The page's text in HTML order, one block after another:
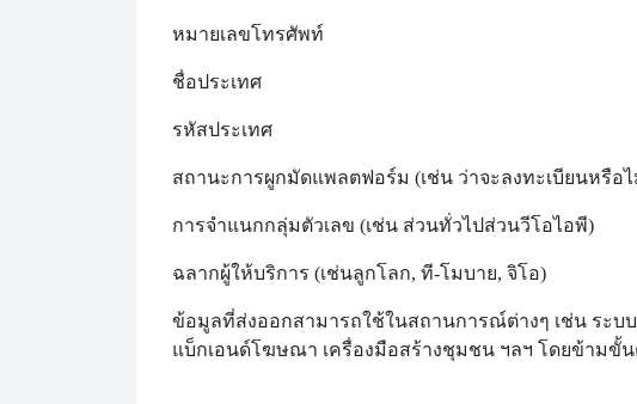
หมายเลขโทรศัพท์
ชื่อประเทศ
รหัสประเทศ
สถานะการผูกมัดแพลตฟอร์ม (เช่น ว่าจะลงทะเบียนหรือ
การจำแนกกลุ่มตัวเลข (เช่น ส่วนทั่วไปส่วนวีโอไอพี)
ฉลากผู้ให้บริการ (เช่นลูกโลก, ที-โมบาย, จิโอ)
ข้อมูลที่ส่งออกสามารถใช้ในสถานการณ์ต่างๆ เช่น ระ
แบ็กเอนด์โฆษณา เครื่องมือสร้างชุมชน ฯลฯ โดยข้ามขั้